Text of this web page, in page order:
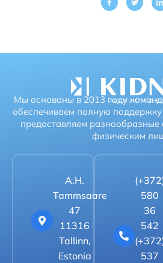
Мы основаны в 2013 году
обеспечиваем полную
предоставляем
физическим
A.H.
Tammsaare
47
11316
Tallinn,
Estonia
580
36
542
537